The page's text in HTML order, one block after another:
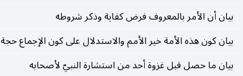
بيان أن الأمر بالمعروف فرض كفاية وذكر شروطه
بيان كون هذه الأمة خير الأمم والاستدلال على كون الإجماع حجة
بيان ما حصل قبل غزوة أحد من استشارة النبيّ لأصحابه